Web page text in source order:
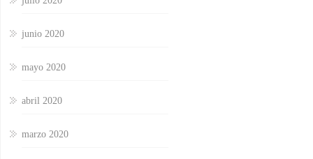
junio 2020
mayo 2020
abril 2020
marzo 2020